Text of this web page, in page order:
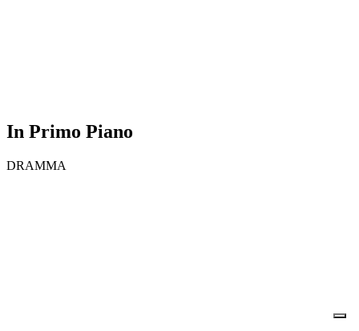
In Primo Piano
DRAMMA